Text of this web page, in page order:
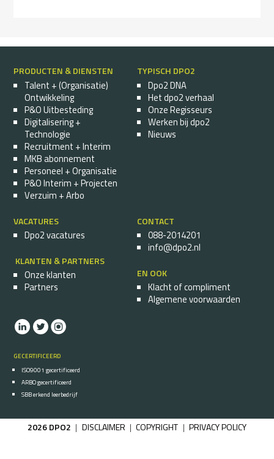
PRODUCTEN & DIENSTEN
Talent + (Organisatie)
Ontwikkeling
P&O Uitbesteding
Digitalisering +
Technologie
Recruitment + Interim
MKB abonnement
Personeel + Organisatie
P&O Interim + Projecten
Verzuim + Arbo
TYPISCH DPO2
Dpo2 DNA
Het dpo2 verhaal
Onze Regisseurs
Werken bij dpo2
Nieuws
VACATURES
Dpo2 vacatures
KLANTEN & PARTNERS
Onze klanten
Partners
CONTACT
088-2014201
info@dpo2.nl
EN OOK
Klacht of compliment
Algemene voorwaarden
GECERTIFICEERD
ISO9001 gecertificeerd
ARBO gecertificeerd
SBB erkend leerbedrijf
2026 DPO2 DISCLAIMER COPYRIGHT PRIVACY POLICY